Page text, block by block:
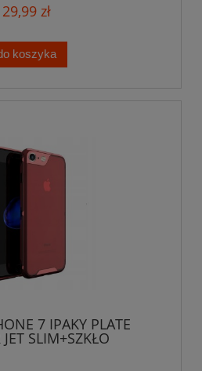
29,99 zł
koszyka
7 IPAKY PLATE
SLIM+SZKŁO